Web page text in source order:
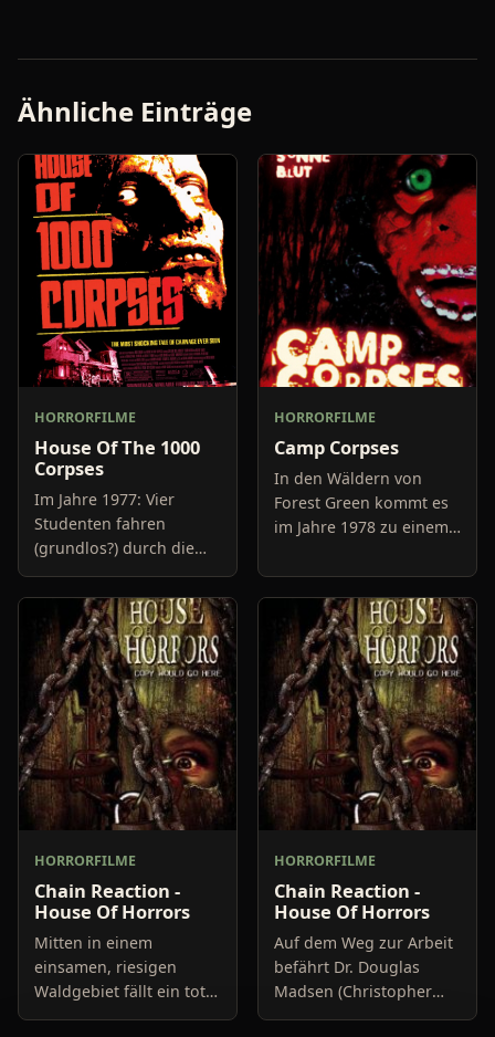
Ähnliche Einträge
HORRORFILME
House Of The 1000
Corpses
Im Jahre 1977: Vier
Studenten fahren
(grundlos?) durch die
Gegend, als sie plötzlich
eine Tankstelle
entdecken und Rast
machen. Die Tankstelle
ist allerdings k
HORRORFILME
Camp Corpses
In den Wäldern von
Forest Green kommt es
im Jahre 1978 zu einem
Waldarbeiter werden an
einem schönen
Sommertag Opfer eines
offensichtlich geis
HORRORFILME
Chain Reaction -
House Of Horrors
Mitten in einem
einsamen, riesigen
Waldgebiet fällt ein toter
Rabe hinab auf einen
HORRORFILME
Chain Reaction -
House Of Horrors
Auf dem Weg zur Arbeit
befährt Dr. Douglas
Madsen (Christopher
Kriesa) eine eher